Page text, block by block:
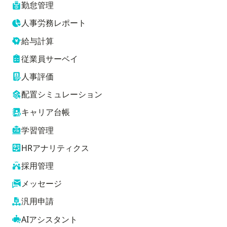
勤怠管理
人事労務レポート
給与計算
従業員サーベイ
人事評価
配置シミュレーション
キャリア台帳
学習管理
HRアナリティクス
採用管理
メッセージ
汎用申請
AIアシスタント